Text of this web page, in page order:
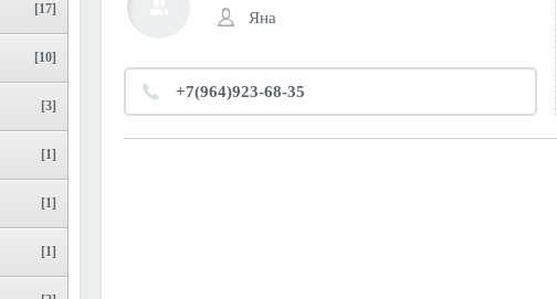
[17]
[10]
[3]
[1]
[1]
[1]
Яна
+7(964)923-68-35